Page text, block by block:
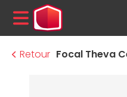
MENU
Retour Focal Theva